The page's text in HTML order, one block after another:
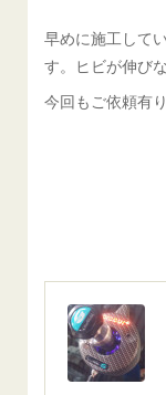
早めに施工して
す。ヒビが伸び
今回もご依頼有